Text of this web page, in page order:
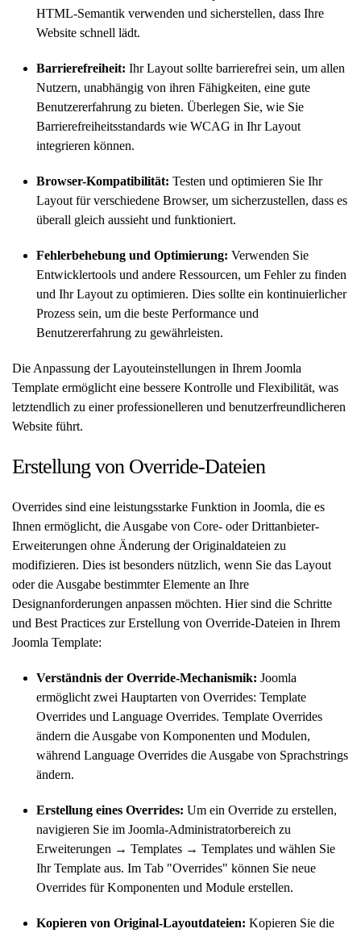
HTML-Semantik verwenden und sicherstellen, dass Ihre
Website schnell lädt.
Barrierefreiheit: Ihr Layout sollte barrierefrei sein, um allen
Nutzern, unabhängig von ihren Fähigkeiten, eine gute
Benutzererfahrung zu bieten. Überlegen Sie, wie Sie
Barrierefreiheitsstandards wie WCAG in Ihr Layout
integrieren können.
Browser-Kompatibilität: Testen und optimieren Sie Ihr
Layout für verschiedene Browser, um sicherzustellen, dass es
überall gleich aussieht und funktioniert.
Fehlerbehebung und Optimierung: Verwenden Sie
Entwicklertools und andere Ressourcen, um Fehler zu finden
und Ihr Layout zu optimieren. Dies sollte ein kontinuierlicher
Prozess sein, um die beste Performance und
Benutzererfahrung zu gewährleisten.
Die Anpassung der Layouteinstellungen in Ihrem Joomla
Template ermöglicht eine bessere Kontrolle und Flexibilität, was
letztendlich zu einer professionelleren und benutzerfreundlicheren
Website führt.
Erstellung von Override-Dateien
Overrides sind eine leistungsstarke Funktion in Joomla, die es
Ihnen ermöglicht, die Ausgabe von Core- oder Drittanbieter-
Erweiterungen ohne Änderung der Originaldateien zu
modifizieren. Dies ist besonders nützlich, wenn Sie das Layout
oder die Ausgabe bestimmter Elemente an Ihre
Designanforderungen anpassen möchten. Hier sind die Schritte
und Best Practices zur Erstellung von Override-Dateien in Ihrem
Joomla Template:
Verständnis der Override-Mechanismik: Joomla
ermöglicht zwei Hauptarten von Overrides: Template
Overrides und Language Overrides. Template Overrides
ändern die Ausgabe von Komponenten und Modulen,
während Language Overrides die Ausgabe von Sprachstrings
ändern.
Erstellung eines Overrides: Um ein Override zu erstellen,
navigieren Sie im Joomla-Administratorbereich zu
Erweiterungen → Templates → Templates und wählen Sie
Ihr Template aus. Im Tab "Overrides" können Sie neue
Overrides für Komponenten und Module erstellen.
Kopieren von Original-Layoutdateien: Kopieren Sie die